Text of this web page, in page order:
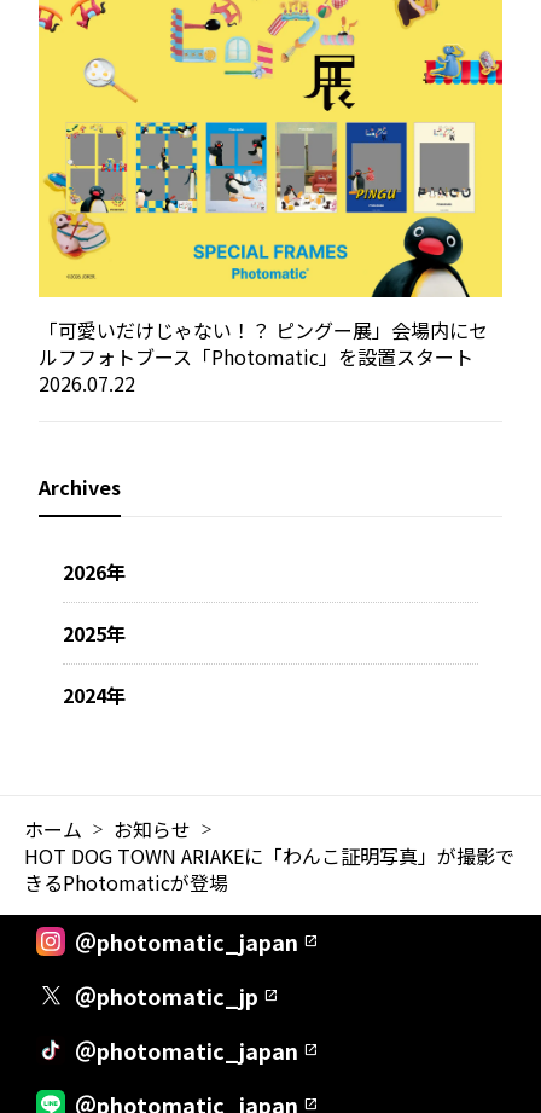
「可愛いだけじゃない！？ ピングー展」会場内にセ
ルフフォトブース「Photomatic」を設置スタート
2026.07.22
Archives
2026年
2025年
2024年
ホーム
お知らせ
HOT DOG TOWN ARIAKEに「わんこ証明写真」が撮影で
きるPhotomaticが登場
＠photomatic_japan
＠photomatic_jp
＠photomatic_japan
＠photomatic_japan